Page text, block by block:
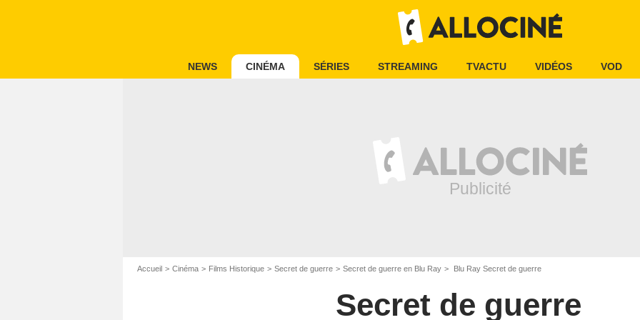
NEWS CINÉMA SÉRIES STREAMING TVACTU VIDÉOS VOD
Accueil Cinéma Films Historique Secret de guerre Secret de guerre en Blu Ray Blu Ray Secret de guerre
Secret de guerre